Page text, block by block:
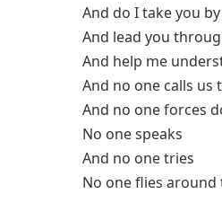
And do I take you
And lead you
And help me
And no one calls us
And no one forces
No one speaks
And no one tries
No one flies around